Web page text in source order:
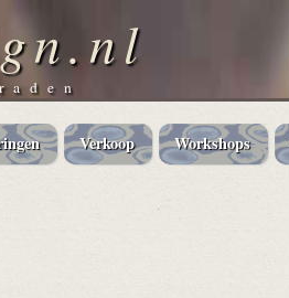
Verkoop Workshops